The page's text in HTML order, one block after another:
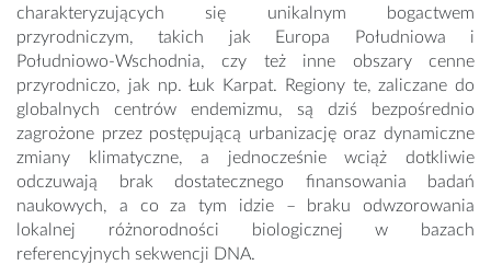
charakteryzujących się unikalnym bogactwem
przyrodniczym, takich jak Europa Południowa i
Południowo-Wschodnia, czy też inne obszary cenne
przyrodniczo, jak np. Łuk Karpat. Regiony te, zaliczane do
globalnych centrów endemizmu, są dziś bezpośrednio
zagrożone przez postępującą urbanizację oraz dynamiczne
zmiany klimatyczne, a jednocześnie wciąż dotkliwie
odczuwają brak dostatecznego finansowania badań
naukowych, a co za tym idzie – braku odwzorowania
lokalnej różnorodności biologicznej w bazach
referencyjnych sekwencji DNA.